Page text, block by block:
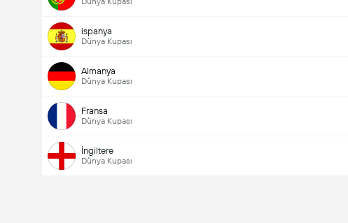
ispanya
Dünya Kupası
Almanya
Dünya Kupası
Fransa
Dünya Kupası
İngiltere
Dünya Kupası